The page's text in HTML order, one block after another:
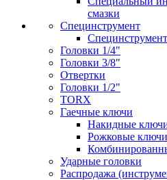
смазки
Специнструмент
Специнструмент
Головки 1/4"
Головки 3/8"
Отвертки
Головки 1/2"
TORX
Гаечные ключи
Накидные
Рожковые ключи
Ударные головки
Распродажа